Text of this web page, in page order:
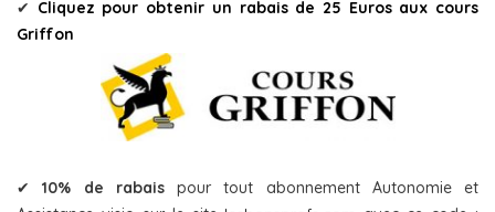
✔ Cliquez pour obtenir un rabais de 25 Euros aux cours
Griffon
✔10% de rabaispour tout abonnement Autonomie et